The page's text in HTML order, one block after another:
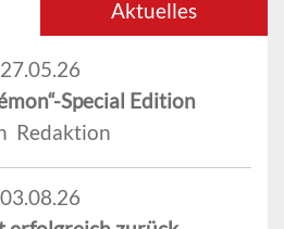
Aktuelles
27.05.26
Special Edition
Redaktion
03.08.26